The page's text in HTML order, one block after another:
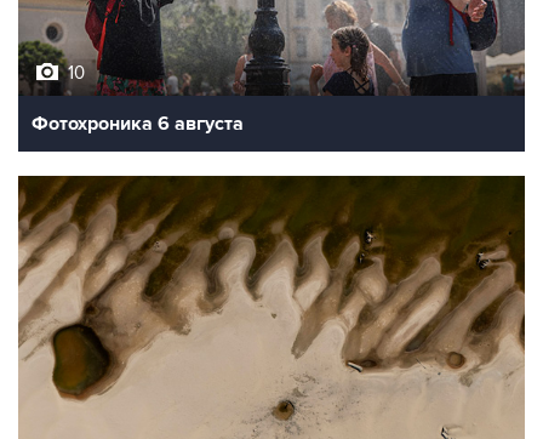
10
Фотохроника 6 августа